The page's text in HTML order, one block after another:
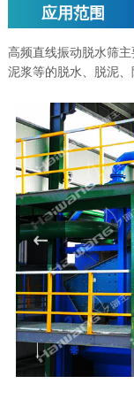
应用范围
高频直线振动脱水筛
泥浆等的脱水、脱泥、